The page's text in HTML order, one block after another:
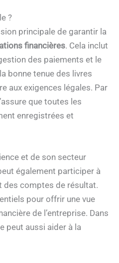
?
principale de garantir la
financières. Cela inclut
des paiements et le
bonne tenue des livres
aux exigences légales. Par
que toutes les
enregistrées et
et de son secteur
également participer à
des comptes de résultat.
pour offrir une vue
de l’entreprise. Dans
peut aussi aider à la